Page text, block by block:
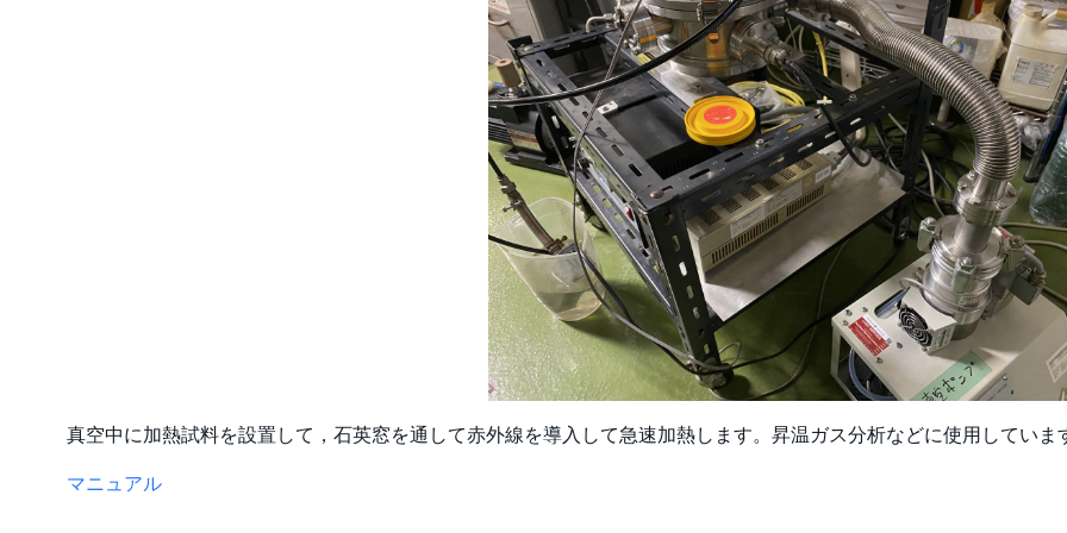
真空中に加熱試料を設置して，石英窓を通して赤外線を導入して急速加熱します。昇温ガス分析などに使用していま
マニュアル